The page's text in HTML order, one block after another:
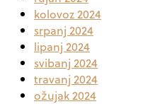
kolovoz 2024
srpanj 2024
lipanj 2024
svibanj 2024
travanj 2024
ožujak 2024